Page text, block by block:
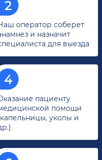
оператор соберет
и назначит
для выезда
пациенту
помощи
уколы и